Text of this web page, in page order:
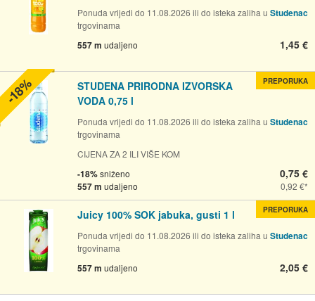
Ponuda vrijedi do 11.08.2026 ili do isteka zaliha u Studenac
trgovinama
557 m udaljeno 1,45 €
STUDENA PRIRODNA IZVORSKA
VODA 0,75 l
Ponuda vrijedi do 11.08.2026 ili do isteka zaliha u Studenac
trgovinama
CIJENA ZA 2 ILI VIŠE KOM
-18%sniženo
557 m udaljeno
0,75 €
0,92 €
PREPORUKA
-18%
Juicy 100% SOK jabuka, gusti 1 l
Ponuda vrijedi do 11.08.2026 ili do isteka zaliha u Studenac
trgovinama
557 m udaljeno 2,05 €
PREPORUKA